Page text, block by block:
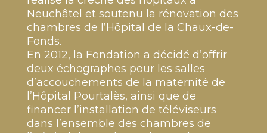
Neuchâtel et soutenu la rénovation des
chambres de l’Hôpital de la Chaux-de-
Fonds.
En 2012, la Fondation a décidé d’offrir
deux échographes pour les salles
d’accouchements de la maternité de
l’Hôpital Pourtalès, ainsi que de
financer l’installation de téléviseurs
dans l’ensemble des chambres de